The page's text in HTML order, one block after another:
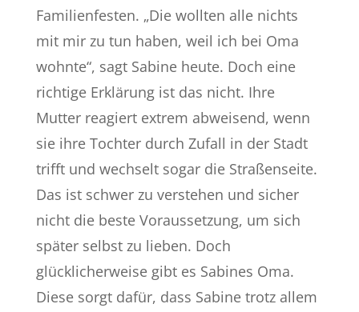
Familienfesten. „Die wollten alle nichts
mit mir zu tun haben, weil ich bei Oma
wohnte“, sagt Sabine heute. Doch eine
richtige Erklärung ist das nicht. Ihre
Mutter reagiert extrem abweisend, wenn
sie ihre Tochter durch Zufall in der Stadt
trifft und wechselt sogar die Straßenseite.
Das ist schwer zu verstehen und sicher
nicht die beste Voraussetzung, um sich
später selbst zu lieben. Doch
glücklicherweise gibt es Sabines Oma.
Diese sorgt dafür, dass Sabine trotz allem